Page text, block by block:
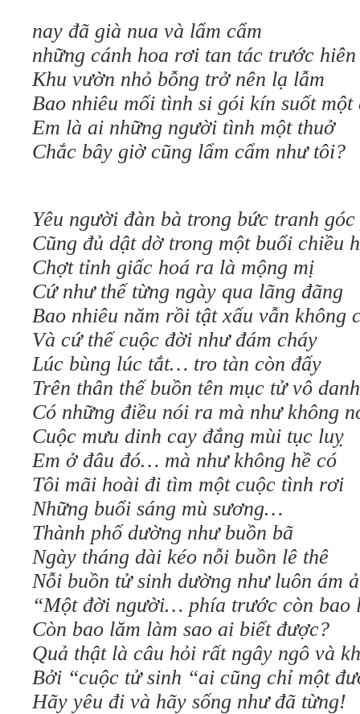
nay đã già nua và lẩm cẩm
những cánh hoa rơi tan tác trước hiên
Khu vườn nhỏ bỗng trở nên lạ lẫm
Bao nhiêu mối tình si gói kín suốt một
Em là ai những người tình một thuở
Chắc bây giờ cũng lẩm cẩm như tôi?
Yêu người đàn bà trong bức tranh góc
Cũng đủ dật dờ trong một buổi chiều
Chợt tỉnh giấc hoá ra là mộng mị
Cứ như thế từng ngày qua lãng đãng
Bao nhiêu năm rồi tật xấu vẫn không
Và cứ thế cuộc đời như đám cháy
Lúc bùng lúc tắt… tro tàn còn đấy
Trên thân thế buồn tên mục tử vô danh
Có những điều nói ra mà như không
Cuộc mưu dinh cay đắng mùi tục luỵ
Em ở đâu đó… mà như không hề có
Tôi mãi hoài đi tìm một cuộc tình rơi
Những buổi sáng mù sương…
Thành phố dường như buồn bã
Ngày tháng dài kéo nỗi buồn lê thê
Nỗi buồn tử sinh dường như luôn ám
“Một đời người… phía trước còn bao
Còn bao lăm làm sao ai biết được?
Quả thật là câu hỏi rất ngây ngô và
Bởi “cuộc tử sinh “ai cũng chỉ một
Hãy yêu đi và hãy sống như đã từng!